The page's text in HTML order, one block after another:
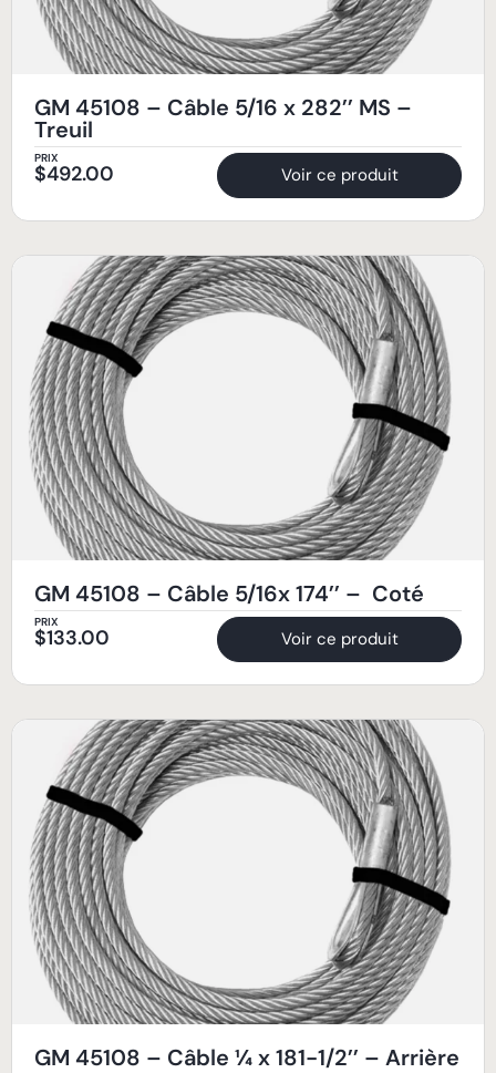
GM 45108 – Câble 5/16 x 282’’ MS –
Treuil
PRIX
$492.00 Voir ce produit
GM 45108 – Câble 5/16x 174’’ – Coté
PRIX
$133.00 Voir ce produit
GM 45108 – Câble ¼ x 181-1/2’’ – Arrière